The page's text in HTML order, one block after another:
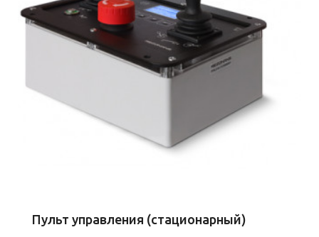
Пульт управления (стационарный)